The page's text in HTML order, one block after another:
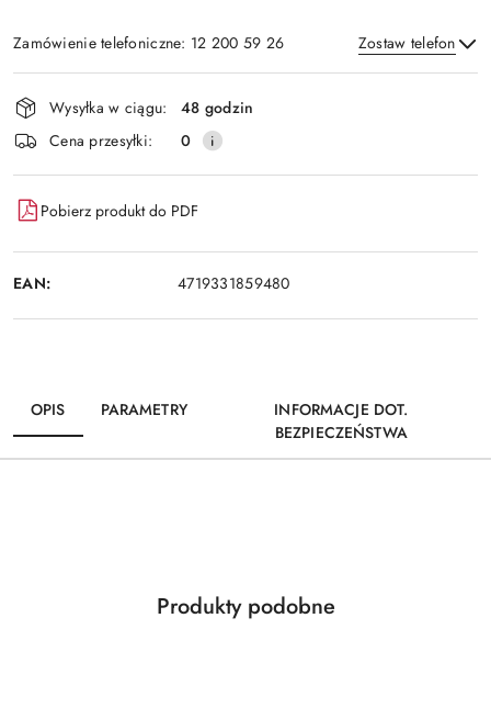
Zamówienie telefoniczne: 12 200 59 26 Zostaw telefon
Wyślij
Dostępność
i
dostawa
Wysyłka w ciągu:
48 godzin
Cena przesyłki:
0
Pobierz produkt do PDF
EAN: 4719331859480
OPIS PARAMETRY
INFORMACJE DOT.
BEZPIECZEŃSTWA
Pomiń karuzelę produktów
Produkty
Produkty podobne